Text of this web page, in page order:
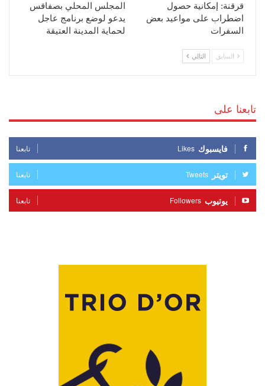
قرقنة: إمكانية حصول
اضطراب على مواعيد بعض
السفرات
المجلس المحلي بصفاقس
يدعو لوضع برنامج عاجل
لحماية المدينة العتيقة
السابق التالي
تابعنا على
فايسبوك Likes تابعنا
تويتر Tweets تابعنا
يوتيوب Followers تابعنا